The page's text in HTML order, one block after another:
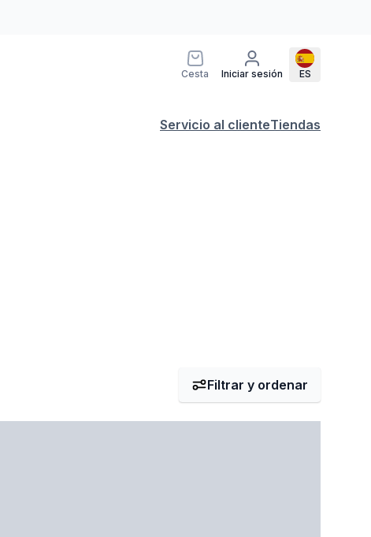
Cesta Iniciar sesión ES
Servicio al clienteTiendas
Filtrar y ordenar